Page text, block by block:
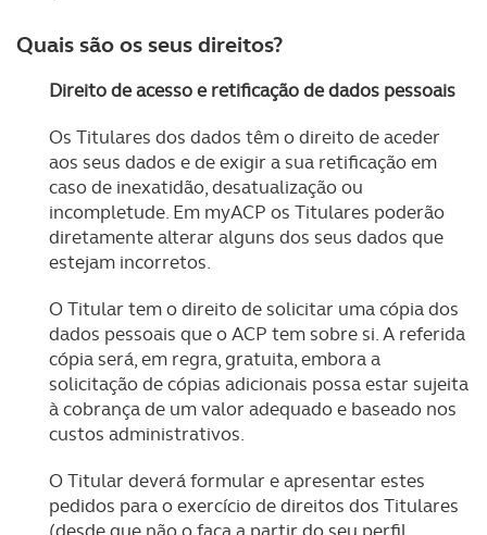
Quais são os seus direitos?
Direito de acesso e retificação de dados pessoais
Os Titulares dos dados têm o direito de aceder
aos seus dados e de exigir a sua retificação em
caso de inexatidão, desatualização ou
incompletude. Em myACP os Titulares poderão
diretamente alterar alguns dos seus dados que
estejam incorretos.
O Titular tem o direito de solicitar uma cópia dos
dados pessoais que o ACP tem sobre si. A referida
cópia será, em regra, gratuita, embora a
solicitação de cópias adicionais possa estar sujeita
à cobrança de um valor adequado e baseado nos
custos administrativos.
O Titular deverá formular e apresentar estes
pedidos para o exercício de direitos dos Titulares